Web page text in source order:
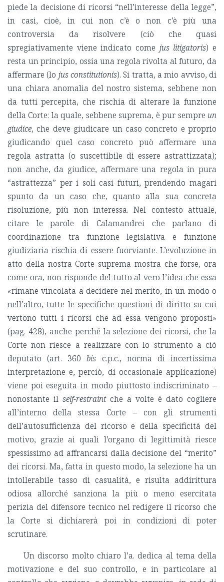
piede la decisione di ricorsi “nell’interesse della legge”,
in casi, cioè, in cui non c’è o non c’è più una
controversia da risolvere (ciò che quasi
spregiativamente viene indicato come jus litigatoris) e
resta un principio, ossia una regola rivolta al futuro, da
affermare (lo jus constitutionis). Si tratta, a mio avviso, di
una chiara anomalia del nostro sistema, sebbene non
da tutti percepita, che rischia di alterare la funzione
della Corte: la quale, sebbene suprema, è pur sempre un
giudice, che deve giudicare un caso concreto e proprio
giudicando quel caso concreto può affermare una
regola astratta (o suscettibile di essere astrattizzata);
non anche, da giudice, affermare una regola in pura
“astrattezza” per i soli casi futuri, prendendo magari
spunto da un caso che, quanto alla sua concreta
risoluzione, più non interessa. Nel contesto attuale,
citare le parole di Calamandrei che parlano di
coordinazione tra funzione legislativa e funzione
giudiziaria rischia di essere fuorviante. L’evoluzione in
atto della nostra Corte suprema mostra che forse, ora
come ora, non risponde del tutto al vero l’idea che essa
«rimane vincolata a decidere nel merito, in un modo o
nell’altro, tutte le specifiche questioni di diritto su cui
vertono tutti i ricorsi che ad essa vengono proposti»
(pag. 428), anche perché la selezione dei ricorsi, che la
Corte non riesce a realizzare con lo strumento a ciò
deputato (art. 360bis c.p.c., norma di incertissima
interpretazione e, perciò, di occasionale applicazione)
viene poi eseguita in modo piuttosto indiscriminato –
nonostante il self-restraintche a volte è dato cogliere
all’interno della stessa Corte – con gli strumenti
dell’autosufficienza del ricorso e della specificità del
motivo, grazie ai quali l’organo di legittimità riesce
spessissimo ad affrancarsi dalla decisione del “merito”
dei ricorsi. Ma, fatta in questo modo, la selezione ha un
intollerabile tasso di casualità, e risulta addirittura
odiosa allorché sanziona la più o meno esercitata
perizia del difensore tecnico nel redigere il ricorso che
la Corte si dichiarerà poi in condizioni di poter
scrutinare.
Un discorso molto chiaro l’a. dedica al tema della
motivazione e del suo controllo, e in particolare al